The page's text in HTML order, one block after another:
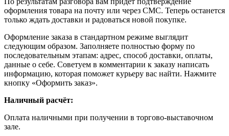
оформления товара на почту или через СМС. Теперь останется
только ждать доставки и радоваться новой покупке.
Оформление заказа в стандартном режиме выглядит
следующим образом. Заполняете полностью форму по
последовательным этапам: адрес, способ доставки, оплаты,
данные о себе. Советуем в комментарии к заказу написать
информацию, которая поможет курьеру вас найти. Нажмите
кнопку «Оформить заказ».
Наличный расчёт:
Оплата наличными при получении в торгово-выставочном
зале.